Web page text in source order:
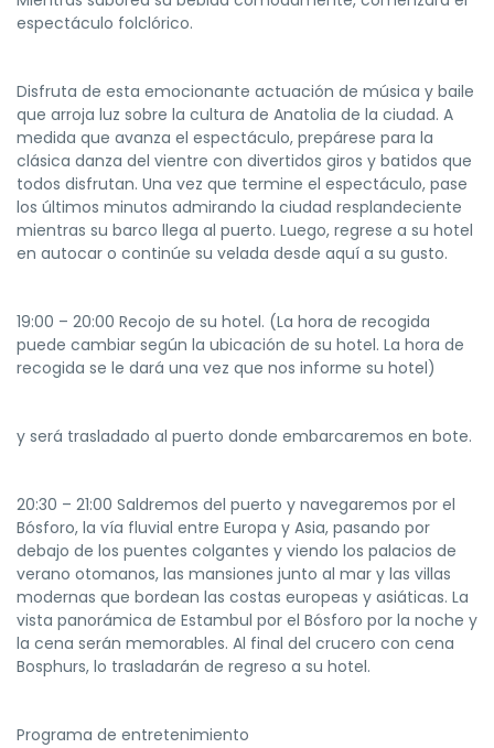
espectáculo folclórico.
Disfruta de esta emocionante actuación de música y baile
que arroja luz sobre la cultura de Anatolia de la ciudad. A
medida que avanza el espectáculo, prepárese para la
clásica danza del vientre con divertidos giros y batidos que
todos disfrutan. Una vez que termine el espectáculo, pase
los últimos minutos admirando la ciudad resplandeciente
mientras su barco llega al puerto. Luego, regrese a su hotel
en autocar o continúe su velada desde aquí a su gusto.
19:00 – 20:00 Recojo de su hotel. (La hora de recogida
puede cambiar según la ubicación de su hotel. La hora de
recogida se le dará una vez que nos informe su hotel)
y será trasladado al puerto donde embarcaremos en bote.
20:30 – 21:00 Saldremos del puerto y navegaremos por el
Bósforo, la vía fluvial entre Europa y Asia, pasando por
debajo de los puentes colgantes y viendo los palacios de
verano otomanos, las mansiones junto al mar y las villas
modernas que bordean las costas europeas y asiáticas. La
vista panorámica de Estambul por el Bósforo por la noche y
la cena serán memorables. Al final del crucero con cena
Bosphurs, lo trasladarán de regreso a su hotel.
Programa de entretenimiento